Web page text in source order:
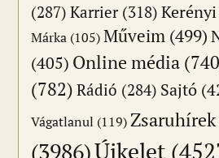
(287) Karrier(318)
Márka (105) Műveim (499)
(405) Online média
(782) Rádió (284) Sajtó
Vágatlanul (119) Zsaruhírek
(3986)Újkelet